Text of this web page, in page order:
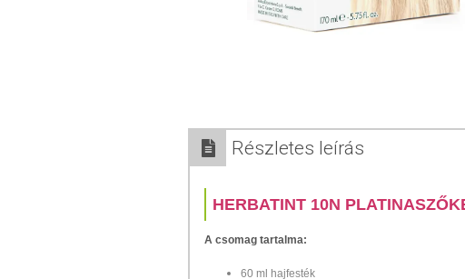
Részletes leírás
HERBATINT 10N
A csomag tartalma:
60 ml hajfesték